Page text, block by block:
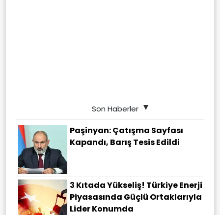
Son Haberler
Paşinyan: Çatışma Sayfası
Kapandı, Barış Tesis Edildi
3 Kıtada Yükseliş! Türkiye Enerji
Piyasasında Güçlü Ortaklarıyla
Lider Konumda